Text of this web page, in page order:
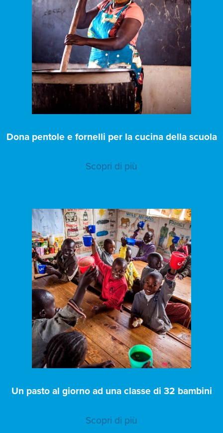
Dona pentole e fornelli per la cucina della scuola
Scopri di più
Un pasto al giorno ad una classe di 32 bambini
Scopri di più